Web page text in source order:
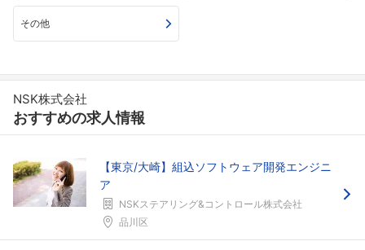
その他
NSK株式会社
おすすめの求人情報
【東京/大崎】組込ソフトウェア開発エンジニ
ア
NSKステアリング&コントロール株式会社
品川区